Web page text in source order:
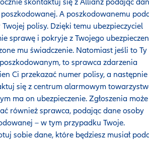
skontaktuj się z Allianz podając
A poszkodowanemu
Twojej polisy. Dzięki temu ubezpieczyciel
sprawę i pokryje z Twojego
mu świadczenie. Natomiast jeśli to Ty
to sprawca zdarzenia
Ci przekazać numer polisy, a następnie
się z centrum alarmowym
ma on ubezpieczenie. Zgłoszenia może
również sprawca, podając dane osoby
– w tym przypadku Twoje.
sobie dane, które będziesz musiał